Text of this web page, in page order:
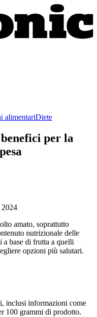
alimentariDiete
per la
2024
amato, soprattutto
nutrizionale delle
base di frutta a quelli
opzioni più salutari.
inclusi informazioni come
100 grammi di prodotto.